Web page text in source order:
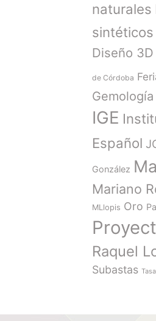
naturales
sintéticos
Diseño 3D
de Córdoba
Gemología
IGE
Español
González
Mariano
MLlopis Oro
Raquel
Subastas